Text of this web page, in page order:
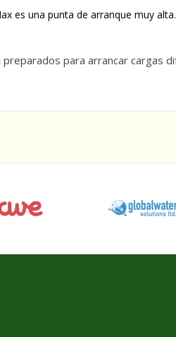
es una punta de arranque muy
para arrancar cargas